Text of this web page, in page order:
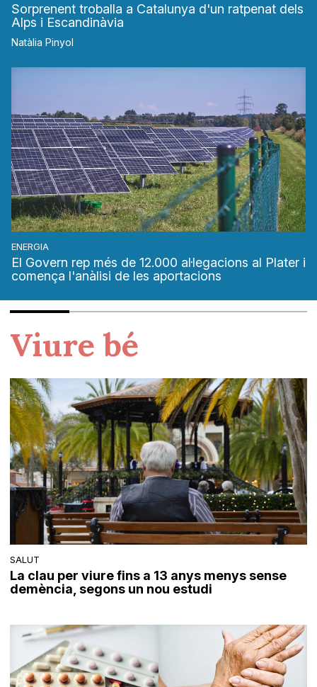
Sorprenent troballa a Catalunya d'un ratpenat dels
Alps i Escandinàvia
Natàlia Pinyol
ENERGIA
El Govern rep més de 12.000 al·legacions al Plater i
comença l'anàlisi de les aportacions
Viure bé
SALUT
La clau per viure fins a 13 anys menys sense
demència, segons un nou estudi